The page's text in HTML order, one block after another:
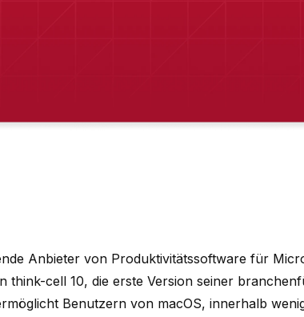
Anbieter von Produktivitätssoftware für
think-cell 10, die erste Version seiner
Benutzern von macOS, innerhalb